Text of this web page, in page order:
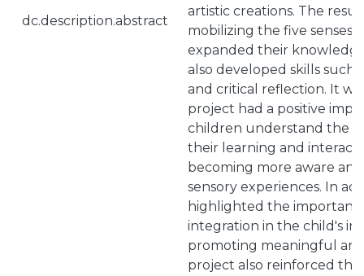
dc.description.abstract
artistic creations. The
mobilizing the five
expanded their
also developed skills such
and critical reflection. It
project had a positive
children understand the
their learning and
becoming more aware
sensory experiences. In
highlighted the
integration in the child's
promoting meaningful
project also reinforced